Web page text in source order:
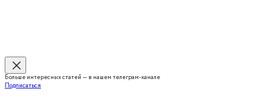
Больше интересных статей — в нашем телеграм-канале
Подписаться